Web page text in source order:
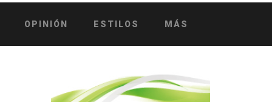
OPINIÓN ESTILOS MÁS